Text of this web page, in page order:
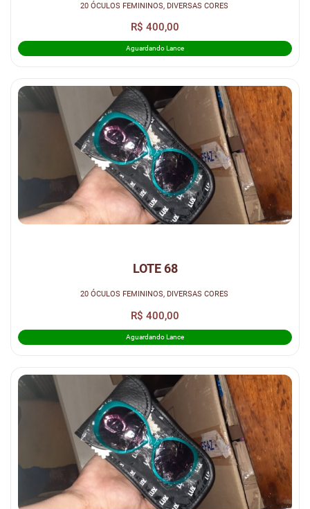
20 ÓCULOS FEMININOS, DIVERSAS CORES
R$ 400,00
Aguardando Lance
LOTE 68
20 ÓCULOS FEMININOS, DIVERSAS CORES
R$ 400,00
Aguardando Lance